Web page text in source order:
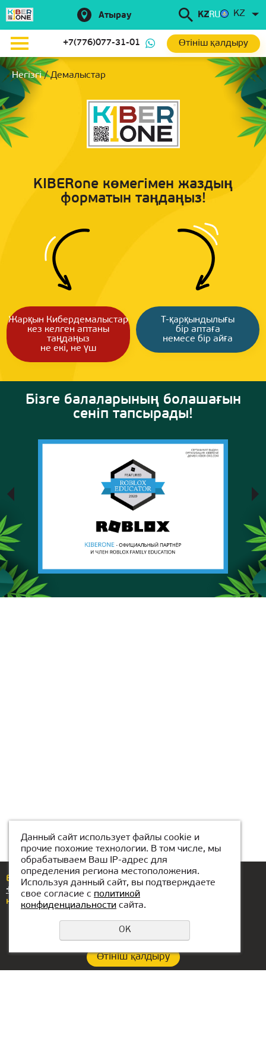
Атырау KZRU KZ
+7(776)077-31-01 Өтініш қалдыру
Негізгі /Демалыстар
KIBERone көмегімен жаздың
форматын таңдаңыз!
Жарқын Кибердемалыстар
кез келген аптаны
таңдаңыз
не екі, не үш
T-қарқындылығы
бір аптаға
немесе бір айға
Бізге балаларының болашағын
сеніп тапсырады!
Егер сізде сұрақтар немесе ұсыныстар болса,
+7(776)077-31-01нөміріне қоңырау шалыңыз
немесе бізге жазыңызatyrau@kiber1.com
Өтініш қалдыру
Данный сайт использует файлы cookie и
прочие похожие технологии. В том числе, мы
обрабатываем Ваш IP-адрес для
определения региона местоположения.
Используя данный сайт, вы подтверждаете
свое согласие с политикой
конфиденциальности сайта.
OK